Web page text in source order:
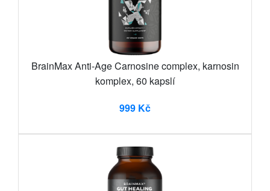
BrainMax Anti-Age Carnosine complex, karnosin
komplex, 60 kapslí
999 Kč